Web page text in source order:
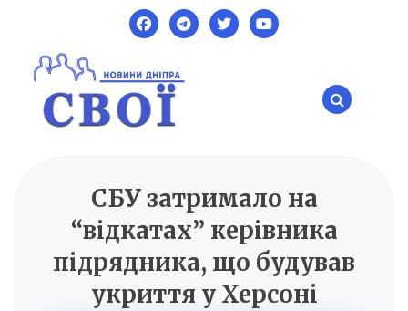
content
SVOI.DP.UA
Новини Дніпра
СБУ затримало на
“відкатах” керівника
підрядника, що будував
укриття у Херсоні